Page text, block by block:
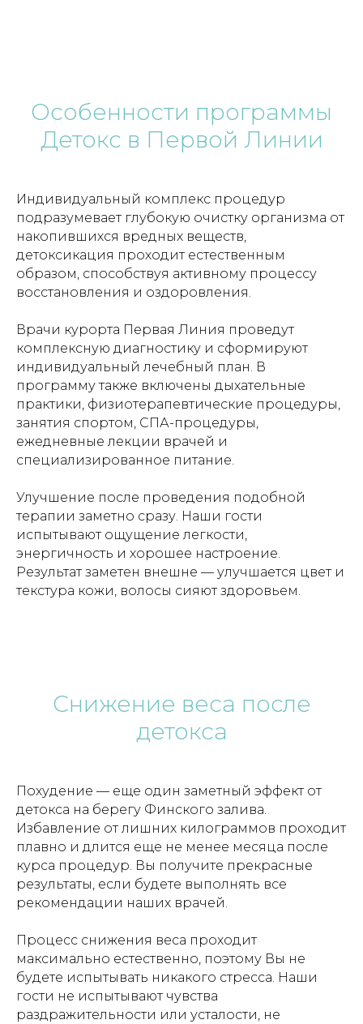
Особенности программы
Детокс в Первой Линии
Индивидуальный комплекс процедур
подразумевает глубокую очистку организма от
накопившихся вредных веществ,
детоксикация проходит естественным
образом, способствуя активному процессу
восстановления и оздоровления.
Врачи курорта Первая Линия проведут
комплексную диагностику и сформируют
индивидуальный лечебный план. В
программу также включены дыхательные
практики, физиотерапевтические процедуры,
занятия спортом, СПА-процедуры,
ежедневные лекции врачей и
специализированное питание.
Улучшение после проведения подобной
терапии заметно сразу. Наши гости
испытывают ощущение легкости,
энергичность и хорошее настроение.
Результат заметен внешне — улучшается цвет и
текстура кожи, волосы сияют здоровьем.
Снижение веса после
детокса
Похудение — еще один заметный эффект от
детокса на берегу Финского залива.
Избавление от лишних килограммов проходит
плавно и длится еще не менее месяца после
курса процедур. Вы получите прекрасные
результаты, если будете выполнять все
рекомендации наших врачей.
Процесс снижения веса проходит
максимально естественно, поэтому Вы не
будете испытывать никакого стресса. Наши
гости не испытывают чувства
раздражительности или усталости, не